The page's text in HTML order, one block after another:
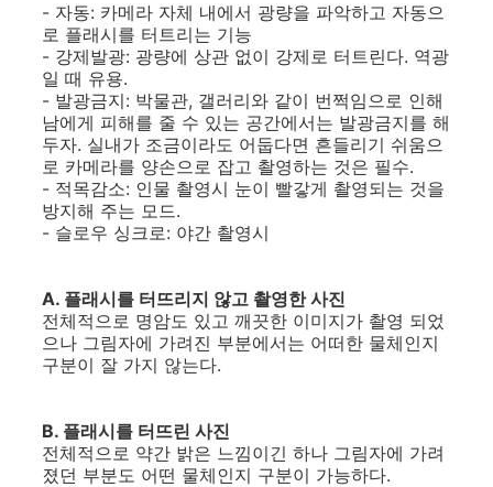
- 자동: 카메라 자체 내에서 광량을 파악하고 자동으
로 플래시를 터트리는 기능
- 강제발광: 광량에 상관 없이 강제로 터트린다. 역광
일 때 유용.
- 발광금지: 박물관, 갤러리와 같이 번쩍임으로 인해
남에게 피해를 줄 수 있는 공간에서는 발광금지를 해
두자. 실내가 조금이라도 어둡다면 흔들리기 쉬움으
로 카메라를 양손으로 잡고 촬영하는 것은 필수.
- 적목감소: 인물 촬영시 눈이 빨갛게 촬영되는 것을
방지해 주는 모드.
- 슬로우 싱크로: 야간 촬영시
A. 플래시를 터뜨리지 않고 촬영한 사진
전체적으로 명암도 있고 깨끗한 이미지가 촬영 되었
으나 그림자에 가려진 부분에서는 어떠한 물체인지
구분이 잘 가지 않는다.
B. 플래시를 터뜨린 사진
전체적으로 약간 밝은 느낌이긴 하나 그림자에 가려
졌던 부분도 어떤 물체인지 구분이 가능하다.